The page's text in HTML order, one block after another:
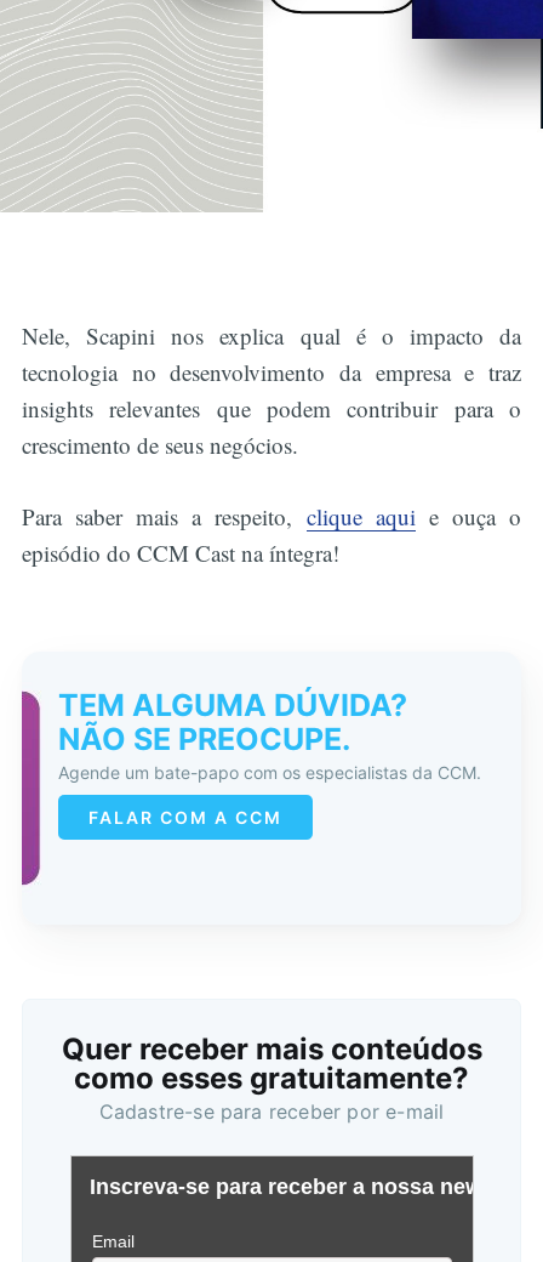
Nele, Scapini nos explica qual é o impacto da
tecnologia no desenvolvimento da empresa e traz
insights relevantes que podem contribuir para o
crescimento de seus negócios.
Para saber mais a respeito, clique aqui e ouça o
episódio do CCM Cast na íntegra!
TEM ALGUMA DÚVIDA?
NÃO SE PREOCUPE.
Agende um bate-papo com os especialistas da CCM.
FALAR COM A CCM
Quer receber mais conteúdos
como esses gratuitamente?
Cadastre-se para receber por e-mail